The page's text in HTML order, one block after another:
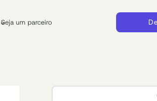
Seja um parceiro